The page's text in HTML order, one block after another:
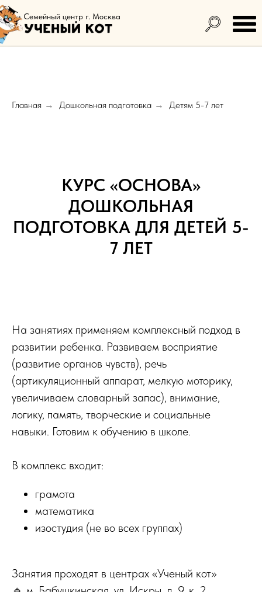
Семейный центр г. Москва
Главная → Дошкольная подготовка → Детям 5-7 лет
КУРС «ОСНОВА»
ДОШКОЛЬНАЯ
ПОДГОТОВКА ДЛЯ ДЕТЕЙ 5-
7 ЛЕТ
На занятиях применяем комплексный подход в
развитии ребенка. Развиваем восприятие
(развитие органов чувств), речь
(артикуляционный аппарат, мелкую моторику,
увеличиваем словарный запас), внимание,
логику, память, творческие и социальные
навыки. Готовим к обучению в школе.
В комплекс входит:
грамота
математика
изостудия (не во всех группах)
Занятия проходят в центрах «Ученый кот»